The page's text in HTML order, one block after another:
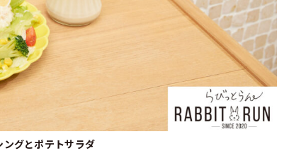
ングとポテトサラダ